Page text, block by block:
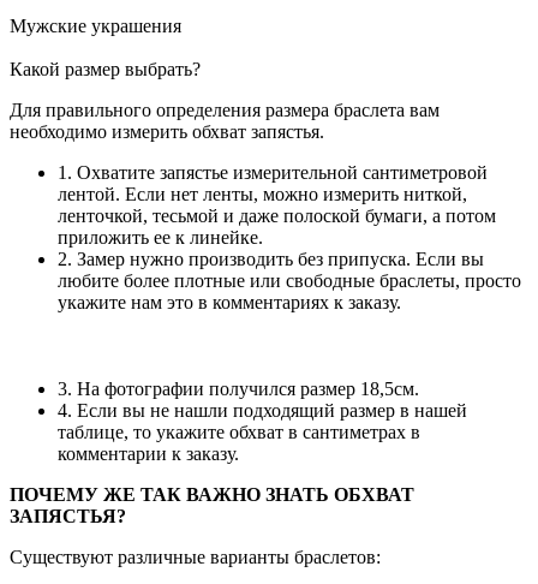
Мужские украшения
Какой размер выбрать?
Для правильного определения размера браслета вам
необходимо измерить обхват запястья.
1. Охватите запястье измерительной сантиметровой
лентой. Если нет ленты, можно измерить ниткой,
ленточкой, тесьмой и даже полоской бумаги, а потом
приложить ее к линейке.
2. Замер нужно производить без припуска. Если вы
любите более плотные или свободные браслеты, просто
укажите нам это в комментариях к заказу.
3. На фотографии получился размер 18,5см.
4. Если вы не нашли подходящий размер в нашей
таблице, то укажите обхват в сантиметрах в
комментарии к заказу.
ПОЧЕМУ ЖЕ ТАК ВАЖНО ЗНАТЬ ОБХВАТ
ЗАПЯСТЬЯ?
Существуют различные варианты браслетов: